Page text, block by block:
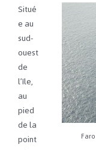
Situé
e au
sud-
ouest
de
l’île,
au
pied
de la
point